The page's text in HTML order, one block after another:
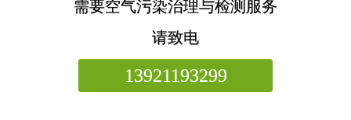
需要空气污染治理与检测服务
请致电
13921193299